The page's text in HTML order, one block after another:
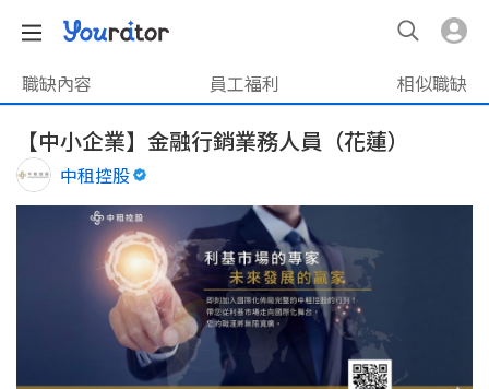
職缺內容 員工福利 相似職缺
【中小企業】金融行銷業務人員（花蓮）
中租控股